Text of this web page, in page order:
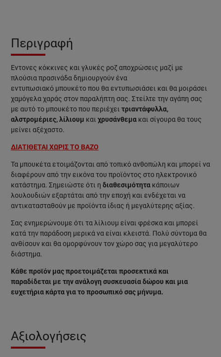
Περιγραφή
Έντονες κόκκινες και γλυκές ροζ αποχρώσεις μαζί με
πλούσια πρασινάδα δημιουργούν ένα
εντυπωσιακό μπουκέτο που θα εντυπωσιάσει και θα μοιράσει
χαμόγελα χαράς στον παραλήπτη σας. Στείλτε την αγάπη σας
με αυτό το μπουκέτο που περιέχει τριαντάφυλλα,
αλστρομέριες, λίλιουμ και χρυσάνθεμα και σίγουρα θα τους
μείνει αξέχαστο.
ΔΙΑΤΙΘΕΤΑΙ ΧΩΡΙΣ ΤΟ ΒΑΖΟ
Τα μπουκέτα ετοιμάζονται από τοπικό ανθοπώλη και μπορεί να
διαφέρουν από την εικόνα του προϊόντος στο ηλεκτρονικό
κατάστημα. Σημειώστε ότι η διαθεσιμότητα κάποιων
λουλουδιών εξαρτάται από την εποχή και ενδέχεται να
αντικατασταθούν με προϊόντα ίδιας ή μεγαλύτερης αξίας.
Σας ενημερώνουμε ότι τα λίλιουμ είναι φρέσκα και μπορεί
κατά την παράδοση μερικά να είναι κλειστά. Πολύ σύντομα θα
ανθίσουν και θα ομορφύνουν τον χώρο σας για μεγαλύτερο
διάστημα.
Κάθε προϊόν μας προετοιμάζεται προσεκτικά και
παραδίδεται με την ανάλογη συσκευασία δώρου και μια
ευχετήρια κάρτα για το προσωπικό σας μήνυμα.
Αξιολογήσεις